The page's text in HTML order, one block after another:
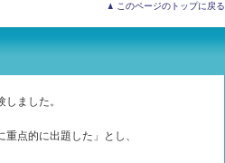
このページのトップに戻る
ました。
点的に出題した」とし、